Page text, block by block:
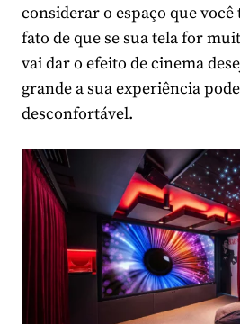
considerar o espaço que
fato de que se sua tela for
vai dar o efeito de cinema
grande a sua experiência
desconfortável.